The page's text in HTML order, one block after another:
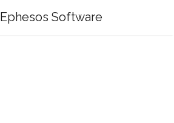
Ephesos Software